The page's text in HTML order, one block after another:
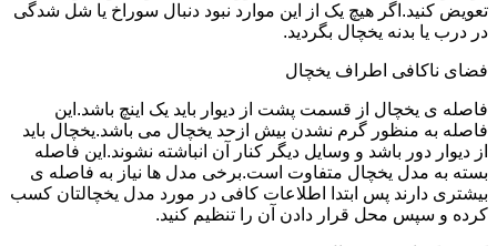
تعویض کنید.اگر هیچ یک از این موارد نبود دنبال سوراخ یا شل شدگی
در درب یا بدنه یخچال بگردید.
فضای ناکافی اطراف یخچال
فاصله ی یخچال از قسمت پشت از دیوار باید یک اینچ باشد.این
فاصله به منظور گرم نشدن بیش ازحد یخچال می باشد.یخچال باید
از دیوار دور باشد و وسایل دیگر کنار آن انباشته نشوند.این فاصله
بسته به مدل یخچال متفاوت است.برخی مدل ها نیاز به فاصله ی
بیشتری دارند پس ابتدا اطلاعات کافی در مورد مدل یخچالتان کسب
کرده و سپس محل قرار دادن آن را تنظیم کنید.